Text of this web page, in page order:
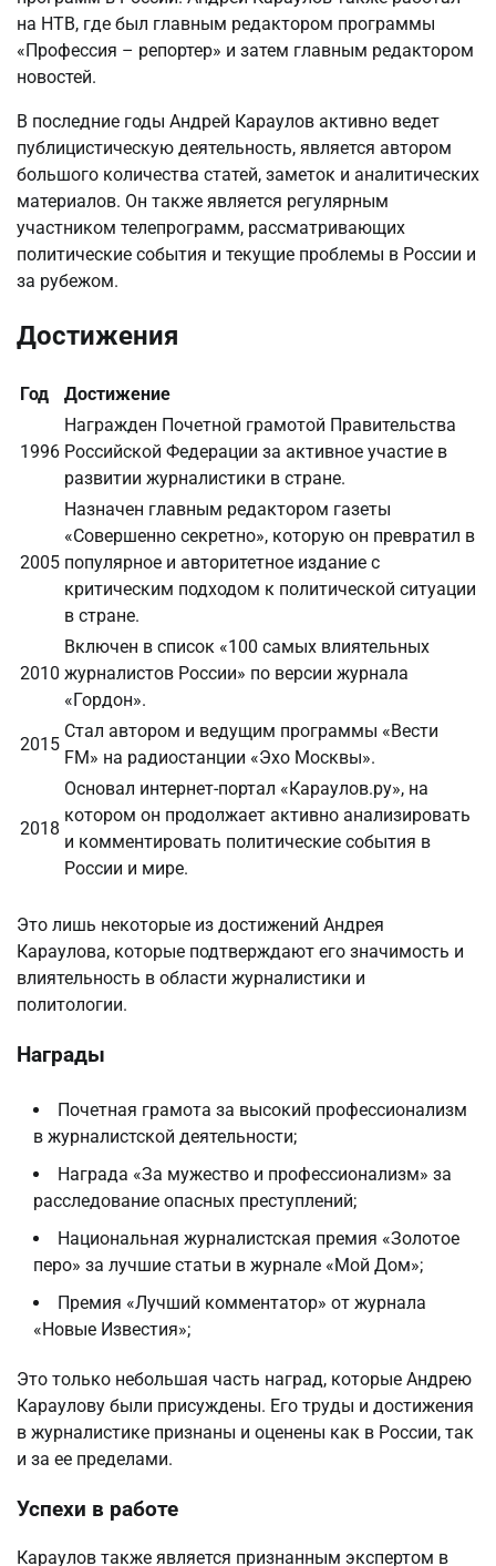
на НТВ, где был главным редактором программы
«Профессия – репортер» и затем главным редактором
новостей.
В последние годы Андрей Караулов активно ведет
публицистическую деятельность, является автором
большого количества статей, заметок и аналитических
материалов. Он также является регулярным
участником телепрограмм, рассматривающих
политические события и текущие проблемы в России и
за рубежом.
Достижения
Год Достижение
1996
Награжден Почетной грамотой Правительства
Российской Федерации за активное участие в
развитии журналистики в стране.
2005
Назначен главным редактором газеты
«Совершенно секретно», которую он превратил в
популярное и авторитетное издание с
критическим подходом к политической ситуации
в стране.
2010
Включен в список «100 самых влиятельных
журналистов России» по версии журнала
«Гордон».
2015
Стал автором и ведущим программы «Вести
FM» на радиостанции «Эхо Москвы».
2018
Основал интернет-портал «Караулов.ру», на
котором он продолжает активно анализировать
и комментировать политические события в
России и мире.
Это лишь некоторые из достижений Андрея
Караулова, которые подтверждают его значимость и
влиятельность в области журналистики и
политологии.
Награды
Почетная грамота за высокий профессионализм
в журналистской деятельности;
Награда «За мужество и профессионализм» за
расследование опасных преступлений;
Национальная журналистская премия «Золотое
перо» за лучшие статьи в журнале «Мой Дом»;
Премия «Лучший комментатор» от журнала
«Новые Известия»;
Это только небольшая часть наград, которые Андрею
Караулову были присуждены. Его труды и достижения
в журналистике признаны и оценены как в России, так
и за ее пределами.
Успехи в работе
Караулов также является признанным экспертом в